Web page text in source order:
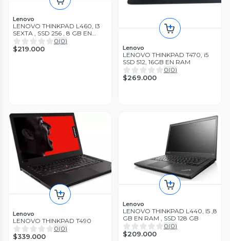
Lenovo
LENOVO THINKPAD L460, I3
SEXTA , SSD 256 , 8 GB EN
RAM
0(0)
$219.000 Lenovo
LENOVO THINKPAD T470, i5
SSD 512, 16GB EN RAM
0(0)
$269.000
Lenovo
LENOVO THINKPAD T490
0(0)
$339.000
Lenovo
LENOVO THINKPAD L440, I5 ,8
GB EN RAM , SSD 128 GB
0(0)
$209.000